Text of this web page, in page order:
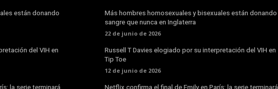
están donando
del VIH en
la serie terminará
Más hombres homosexuales y bisexuales están donando
sangre que nunca en Inglaterra
22 de junio de 2026
Russell T Davies elogiado por su interpretación del VIH en
Tip Toe
12 de junio de 2026
Netflix confirma el final de Emily en París: la serie terminará